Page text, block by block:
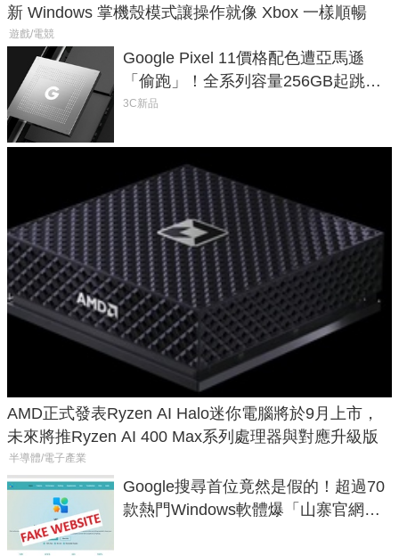
新 Windows 掌機殼模式讓操作就像 Xbox 一樣順暢
遊戲/電競
Google Pixel 11價格配色遭亞馬遜
「偷跑」！全系列容量256GB起跳、
頂規摺疊機價位逼近7萬
3C新品
AMD正式發表Ryzen AI Halo迷你電腦將於9月上市，
未來將推Ryzen AI 400 Max系列處理器與對應升級版
半導體/電子產業
Google搜尋首位竟然是假的！超過70
款熱門Windows軟體爆「山寨官網」